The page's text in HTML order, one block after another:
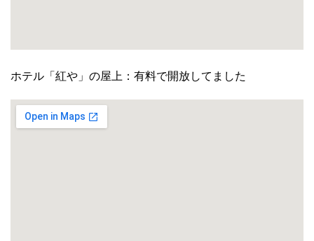
ホテル「紅や」の屋上：有料で開放してました